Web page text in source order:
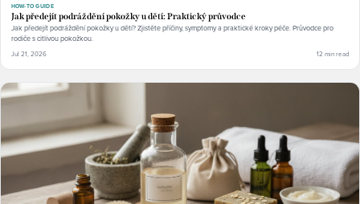
HOW-TO GUIDE
Jak předejít podráždění pokožky u dětí: Praktický průvodce
Jak předejít podráždění pokožky u dětí? Zjistěte příčiny, symptomy a praktické kroky péče. Průvodce pro
rodiče s citlivou pokožkou.
Jul 21, 2026 12 min read